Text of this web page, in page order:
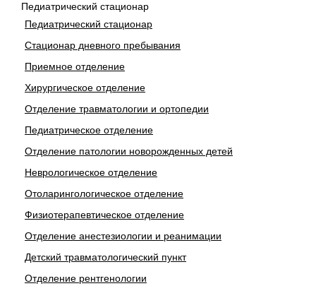
Педиатрический стационар
Педиатрический стационар
Стационар дневного пребывания
Приемное отделение
Хирургическое отделение
Отделение травматологии и ортопедии
Педиатрическое отделение
Отделение патологии новорожденных детей
Неврологическое отделение
Отоларингологическое отделение
Физиотерапевтическое отделение
Отделение анестезиологии и реанимации
Детский травматологический пункт
Отделение рентгенологии